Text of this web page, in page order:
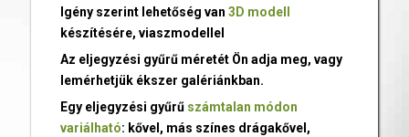
Igény szerint lehetőség van 3D modell
készítésére, viaszmodellel
Az eljegyzési gyűrű méretét Ön adja meg, vagy
lemérhetjük ékszer galériánkban.
Egy eljegyzési gyűrű számtalan módon
variálható: kővel, más színes drágakővel,